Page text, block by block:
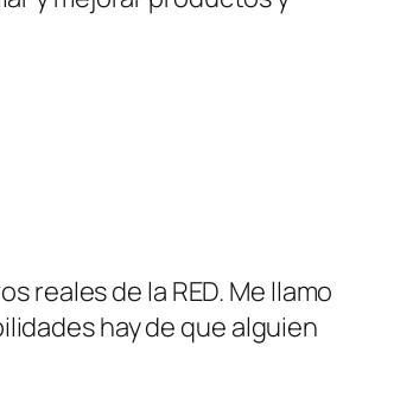
reales de la RED. Me llamo
hay de que alguien